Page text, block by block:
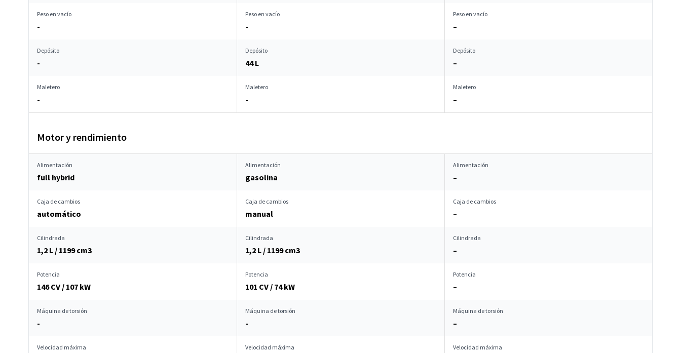
Peso en vacío
-
Peso en vacío
-
Peso en vacío
–
Depósito
-
Depósito
44 L
Depósito
–
Maletero
-
Maletero
-
Maletero
–
Motor y rendimiento
Alimentación
full hybrid
Alimentación
gasolina
Alimentación
–
Caja de cambios
automático
Caja de cambios
manual
Caja de cambios
–
Cilindrada
1,2 L / 1199 cm3
Cilindrada
1,2 L / 1199 cm3
Cilindrada
–
Potencia
146 CV / 107 kW
Potencia
101 CV / 74 kW
Potencia
–
Máquina de torsión
-
Máquina de torsión
-
Máquina de torsión
–
Velocidad máxima Velocidad máxima Velocidad máxima